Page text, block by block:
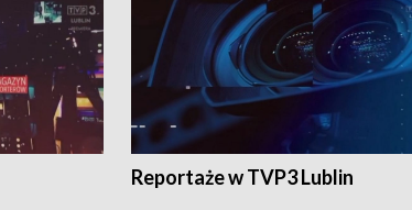
Reportaże w TVP3 Lublin